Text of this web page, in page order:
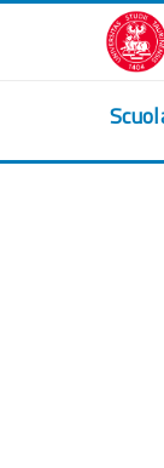
Vai al contenuto